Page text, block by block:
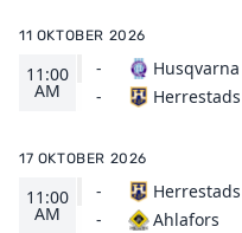
11 OKTOBER 2026
11:00
AM
-
-
Husqvarna
Herrestads
17 OKTOBER 2026
11:00
AM
-
-
Herrestads
Ahlafors